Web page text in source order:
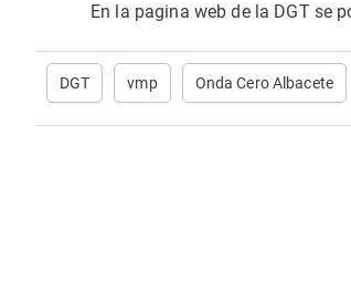
En la pagina web de la DGT se
DGT vmp Onda Cero Albacete